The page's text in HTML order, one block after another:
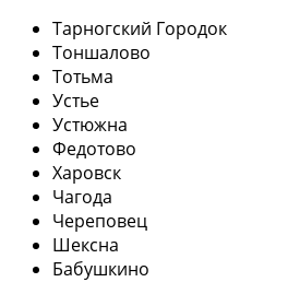
Тарногский Городок
Тоншалово
Тотьма
Устье
Устюжна
Федотово
Харовск
Чагода
Череповец
Шексна
Бабушкино